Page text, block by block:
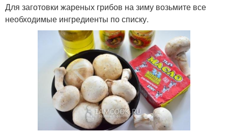
Для заготовки жареных грибов на зиму возьмите все
необходимые ингредиенты по списку.